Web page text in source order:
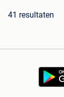
41 resultaten